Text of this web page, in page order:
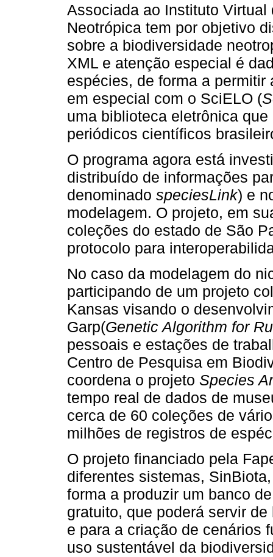
Associada ao Instituto
Neotrópica tem por objetivo
sobre a biodiversidade
XML e atenção especial é
espécies, de forma a
em especial com o SciELO (
uma biblioteca eletrônica
periódicos científicos
O programa agora está
distribuído de informações
denominado speciesLink) e
modelagem. O projeto, em
coleções do estado de São
protocolo para
No caso da modelagem do
participando de um projeto
Kansas visando o
Garp(Genetic Algorithm for
pessoais e estações de
Centro de Pesquisa em
coordena o projeto Species
tempo real de dados de
cerca de 60 coleções de
milhões de registros de
O projeto financiado pela
diferentes sistemas,
forma a produzir um banco
gratuito, que poderá servir
e para a criação de cenários
uso sustentável da